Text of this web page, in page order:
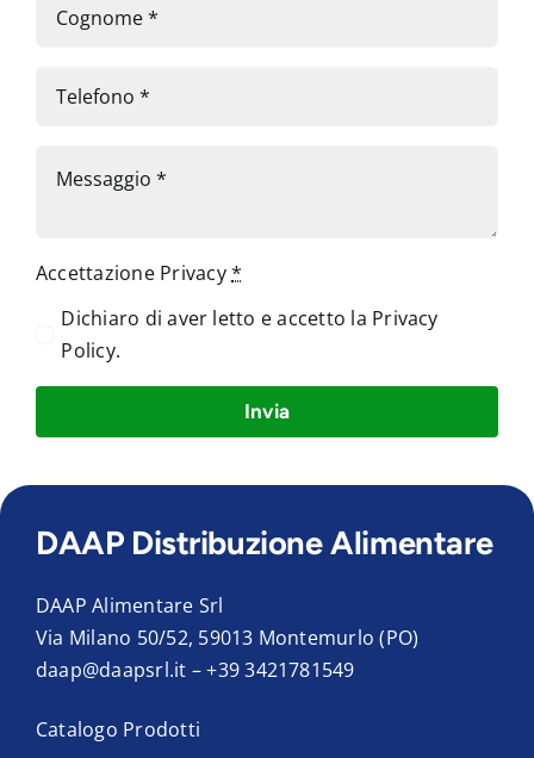
Accettazione Privacy*
Dichiaro di aver letto e accetto la Privacy
Policy.
Invia
DAAP Distribuzione Alimentare
DAAP Alimentare Srl
Via Milano 50/52, 59013 Montemurlo (PO)
daap@daapsrl.it –+39 3421781549
Catalogo Prodotti